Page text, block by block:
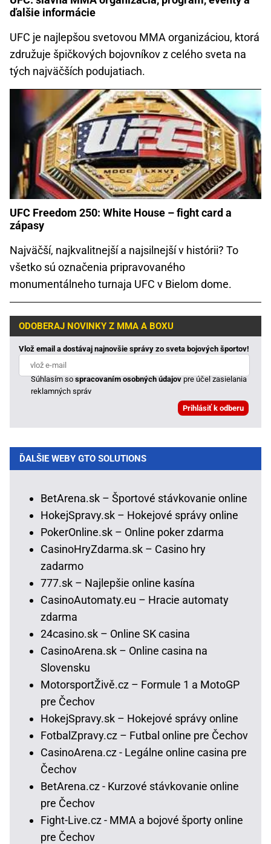
ďalšie informácie
UFC je najlepšou svetovou MMA organizáciou, ktorá
združuje špičkových bojovníkov z celého sveta na
tých najväčších podujatiach.
UFC Freedom 250: White House – fight card a
zápasy
Najväčší, najkvalitnejší a najsilnejší v histórii? To
všetko sú označenia pripravovaného
monumentálneho turnaja UFC v Bielom dome.
ODOBERAJ NOVINKY Z MMA A BOXU
Vlož email a dostávaj najnovšie správy zo sveta bojových športov!
Súhlasím sospracovaním osobných údajovpre účel zasielania
reklamných správ
ĎALŠIE WEBY GTO SOLUTIONS
BetArena.sk – Športové stávkovanie online
HokejSpravy.sk – Hokejové správy online
PokerOnline.sk – Online poker zdarma
CasinoHryZdarma.sk – Casino hry
zadarmo
777.sk – Najlepšie online kasína
CasinoAutomaty.eu – Hracie automaty
zdarma
24casino.sk – Online SK casina
CasinoArena.sk – Online casina na
Slovensku
MotorsportŽivě.cz – Formule 1 a MotoGP
pre Čechov
HokejSpravy.sk – Hokejové správy online
FotbalZpravy.cz – Futbal online pre Čechov
CasinoArena.cz - Legálne online casina pre
Čechov
BetArena.cz - Kurzové stávkovanie online
pre Čechov
Fight-Live.cz - MMA a bojové športy online
pre Čechov